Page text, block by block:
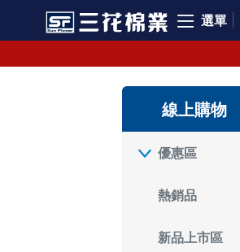
選單
線上購物
優惠區
熱銷品
新品上市區